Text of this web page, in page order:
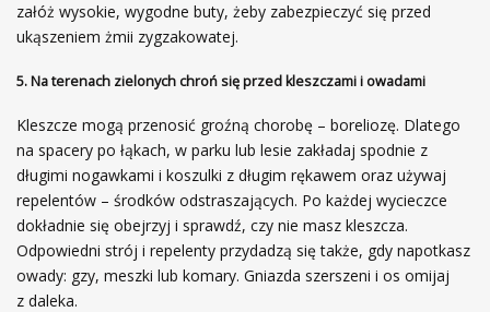
załóż wysokie, wygodne buty, żeby zabezpieczyć się przed
ukąszeniem żmii zygzakowatej.
5. Na terenach zielonych chroń się przed kleszczami i owadami
Kleszcze mogą przenosić groźną chorobę – boreliozę. Dlatego
na spacery po łąkach, w parku lub lesie zakładaj spodnie z
długimi nogawkami i koszulki z długim rękawem oraz używaj
repelentów – środków odstraszających. Po każdej wycieczce
dokładnie się obejrzyj i sprawdź, czy nie masz kleszcza.
Odpowiedni strój i repelenty przydadzą się także, gdy napotkasz
owady: gzy, meszki lub komary. Gniazda szerszeni i os omijaj
z daleka.